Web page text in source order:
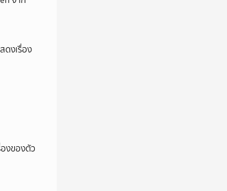
ดงเรื่อง
งของตัว